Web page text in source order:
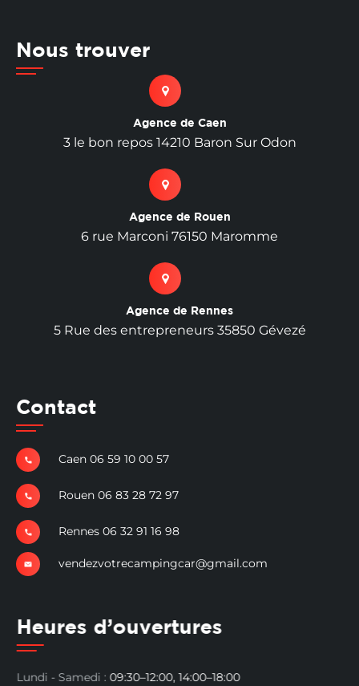
Nous trouver
Agence de Caen
3 le bon repos 14210 Baron Sur Odon
Agence de Rouen
6 rue Marconi 76150 Maromme
Agence de Rennes
5 Rue des entrepreneurs 35850 Gévezé
Contact
Caen 06 59 10 00 57
Rouen 06 83 28 72 97
Rennes 06 32 91 16 98
vendezvotrecampingcar@gmail.com
Heures d’ouvertures
Lundi - Samedi : 09:30–12:00, 14:00–18:00